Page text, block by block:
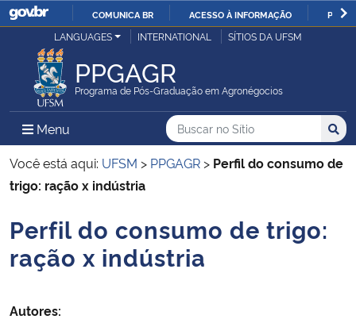
IR
COMUNICA BR ACESSO À INFORMAÇÃO
Ministério da Justiça e Segurança Pública
Ministério da Defesa
Ministério das Relações Exteriores
Ministério da Infraestrutura
LANGUAGES INTERNATIONAL SÍTIOS DA UFSM
PPGAGR
Programa de Pós-Graduação em Agronégocios
Menu Menu Principal do Sítio
Busca
Buscar no no Sítio
Busca:
Você está aqui: UFSM > PPGAGR > Perfil do consumo de
trigo: ração x indústria
Início do conteúdo
Perfil do consumo de trigo:
ração x indústria
Autores: